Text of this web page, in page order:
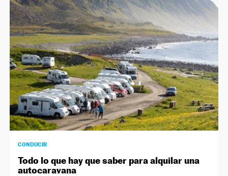
NEWSLETTER
SÍGUENOS
CONDUCIR
Todo lo que hay que saber para alquilar una
autocaravana